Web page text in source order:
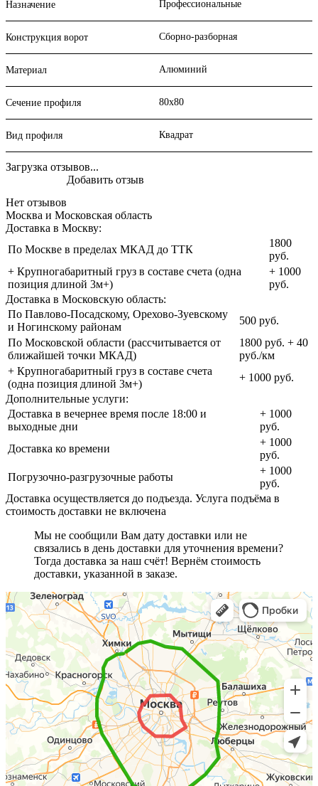
Назначение Профессиональные
Конструкция ворот Сборно-разборная
Материал Алюминий
Сечение профиля 80х80
Вид профиля Квадрат
Загрузка отзывов...
Нет отзывов
Добавить отзыв
Москва и Московская область
Доставка в Москву:
По Москве в пределах МКАД до ТТК
1800
руб.
+ Крупногабаритный груз в составе счета (одна
позиция длиной 3м+)
+ 1000
руб.
Доставка в Московскую область:
По Павлово-Посадскому, Орехово-Зуевскому
и Ногинскому районам
500 руб.
По Московской области (рассчитывается от
ближайшей точки МКАД)
1800 руб. + 40
руб./км
+ Крупногабаритный груз в составе счета
(одна позиция длиной 3м+)
+ 1000 руб.
Дополнительные услуги:
Доставка в вечернее время после 18:00 и
выходные дни
+ 1000
руб.
Доставка ко времени
+ 1000
руб.
Погрузочно-разгрузочные работы
+ 1000
руб.
Доставка осуществляется до подъезда. Услуга подъёма в
стоимость доставки не включена
Мы не сообщили Вам дату доставки или не
связались в день доставки для уточнения времени?
Тогда доставка за наш счёт! Вернём стоимость
доставки, указанной в заказе.